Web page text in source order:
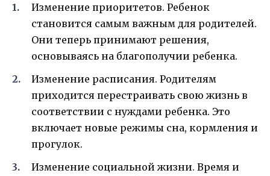
Изменение приоритетов. Ребенок
становится самым важным для родителей.
Они теперь принимают решения,
основываясь на благополучии ребенка.
Изменение расписания. Родителям
приходится перестраивать свою жизнь в
соответствии с нуждами ребенка. Это
включает новые режимы сна, кормления и
прогулок.
Изменение социальной жизни. Время и